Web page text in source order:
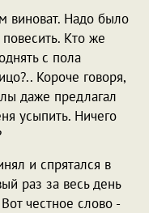
виноват. Надо было
Кто же
с пола
Короче говоря,
даже предлагал
усыпить. Ничего
и спрятался в
раз за весь день
честное слово -